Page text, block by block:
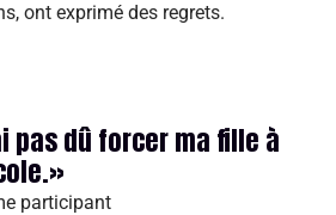
ont exprimé des regrets.
pas dû forcer ma fille à
participant